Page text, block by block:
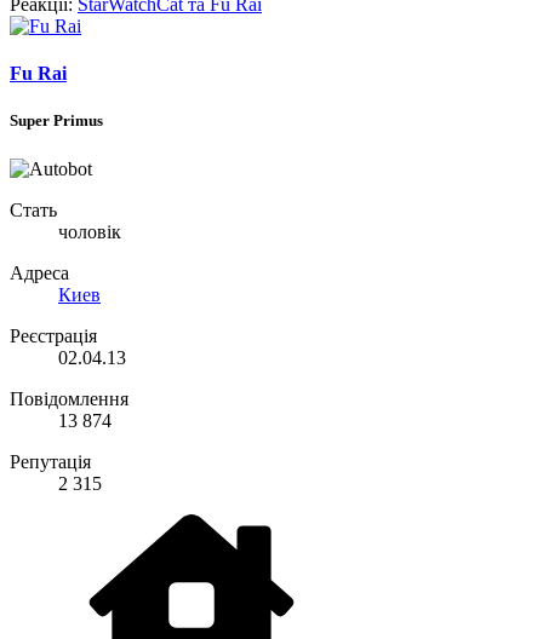
Реакції: StarWatchCat та Fu Rai
Fu Rai
Super Primus
Стать
чоловік
Адреса
Киев
Реєстрація
02.04.13
Повідомлення
13 874
Репутація
2 315